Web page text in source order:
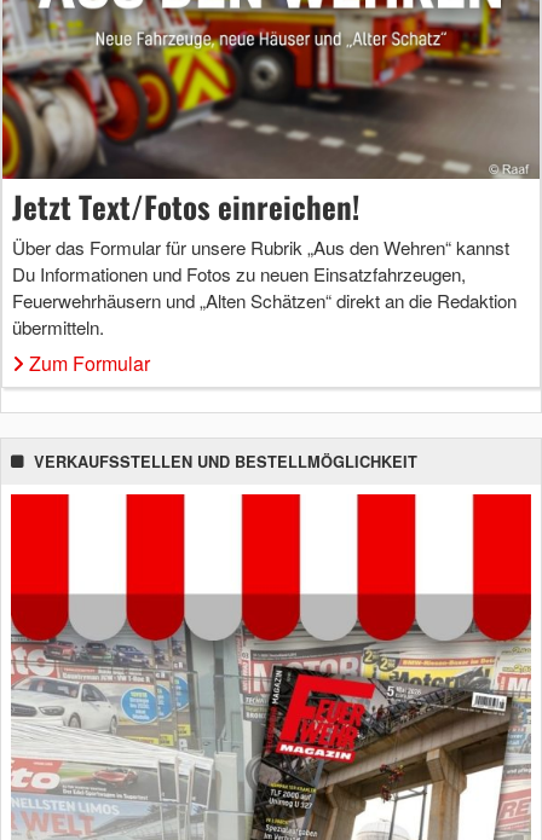
Jetzt Text/Fotos einreichen!
Über das Formular für unsere Rubrik „Aus den Wehren“ kannst
Du Informationen und Fotos zu neuen Einsatzfahrzeugen,
Feuerwehrhäusern und „Alten Schätzen“ direkt an die Redaktion
übermitteln.
Zum Formular
VERKAUFSSTELLEN UND BESTELLMÖGLICHKEIT